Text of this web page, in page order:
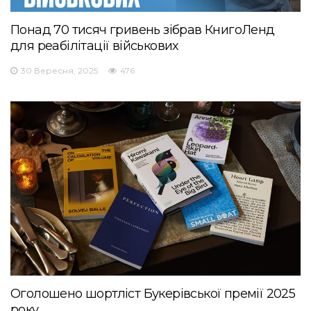
Понад 70 тисяч гривень зібрав КнигоЛенд
для реабілітації військових
30 Вересня, 2025 476
Оголошено шортліст Букерівської премії 2025